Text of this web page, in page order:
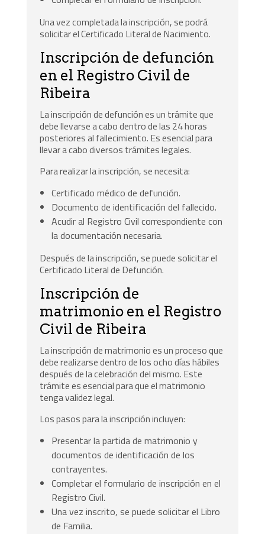
Una vez completada la inscripción, se podrá
solicitar el Certificado Literal de Nacimiento.
Inscripción de defunción
en el Registro Civil de
Ribeira
La inscripción de defunción es un trámite que
debe llevarse a cabo dentro de las 24 horas
posteriores al fallecimiento. Es esencial para
llevar a cabo diversos trámites legales.
Para realizar la inscripción, se necesita:
Certificado médico de defunción.
Documento de identificación del fallecido.
Acudir al Registro Civil correspondiente con
la documentación necesaria.
Después de la inscripción, se puede solicitar el
Certificado Literal de Defunción.
Inscripción de
matrimonio en el Registro
Civil de Ribeira
La inscripción de matrimonio es un proceso que
debe realizarse dentro de los ocho días hábiles
después de la celebración del mismo. Este
trámite es esencial para que el matrimonio
tenga validez legal.
Los pasos para la inscripción incluyen:
Presentar la partida de matrimonio y
documentos de identificación de los
contrayentes.
Completar el formulario de inscripción en el
Registro Civil.
Una vez inscrito, se puede solicitar el Libro
de Familia.